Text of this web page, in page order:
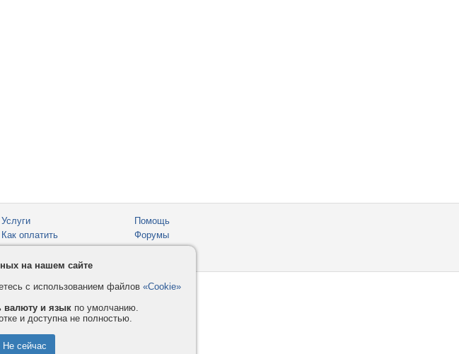
Услуги
Как оплатить
Помощь
Форумы
на нашем сайте
с использованием файлов «Cookie»
валюту и язык по умолчанию.
и доступна не полностью.